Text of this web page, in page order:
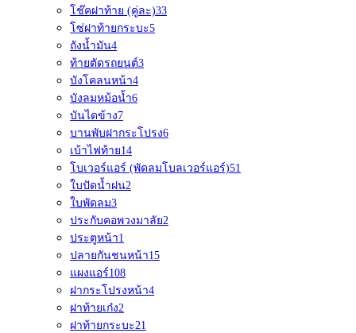
โช๊คฝาท้าย (คู่ละ)33
โซ่ฝาท้ายกระบะ5
ถังน้ำมัน4
ท้ายตัดรถยนต์3
บังโคลนหน้า4
บังลมหม้อน้ำ6
บันไดข้าง7
บานพับฝากระโปรง6
เบ้าไฟท้าย14
โบเวอร์แอร์ (พัดลมโบลเวอร์แอร์)51
ใบปัดน้ำฝน2
ใบพัดลม3
ประกับคอพวงมาลัย2
ประตูหน้า1
ปลายกันชนหน้า15
แผงแอร์108
ฝากระโปรงหน้า4
ฝาท้ายเก๋ง2
ฝาท้ายกระบะ21